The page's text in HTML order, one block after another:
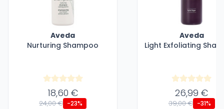
Aveda
Nurturing Shampoo
18,60 €
24,00 € -23%
Aveda
Light Exfoliating
26,99 €
39,00 € -31%